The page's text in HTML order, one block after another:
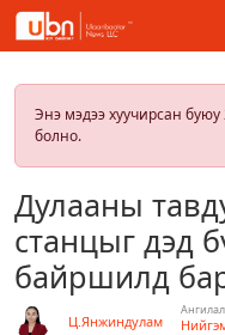
Энэ мэдээ хуучирсан
болно.
Дулааны
станцыг дэд
байршилд
Ц.Янжиндулам
Ангилал